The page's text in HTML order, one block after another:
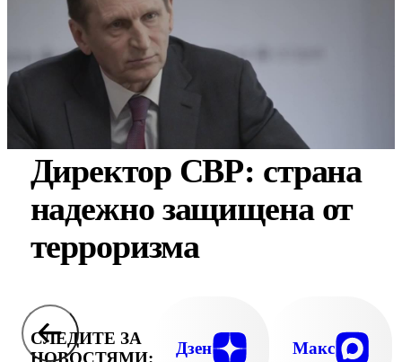
Директор СВР: страна
надежно защищена от
терроризма
СЛЕДИТЕ ЗА
НОВОСТЯМИ:
Дзен Макс